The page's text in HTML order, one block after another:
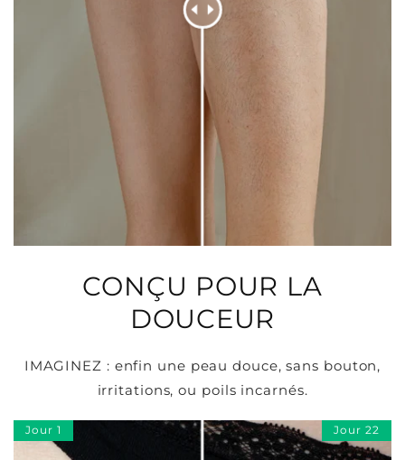
CONÇU POUR LA
DOUCEUR
IMAGINEZ : enfin une peau douce, sans bouton,
irritations, ou poils incarnés.
Jour 1 Jour 22